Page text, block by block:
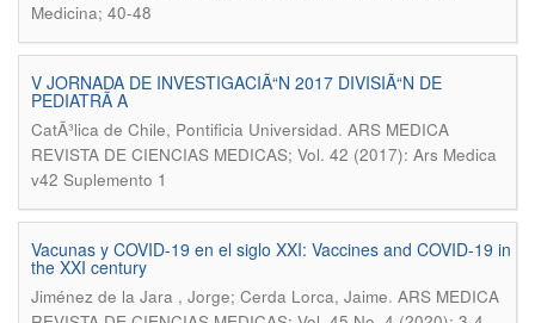
Medicina; 40-48
V JORNADA DE INVESTIGACIÃ“N 2017 DIVISIÃ“N DE
PEDIATRÃ A
CatÃ³lica de Chile, Pontificia Universidad. ARS MEDICA
REVISTA DE CIENCIAS MEDICAS; Vol. 42 (2017): Ars Medica
v42 Suplemento 1
Vacunas y COVID-19 en el siglo XXI: Vaccines and COVID-19 in
the XXI century
Jiménez de la Jara , Jorge; Cerda Lorca, Jaime. ARS MEDICA